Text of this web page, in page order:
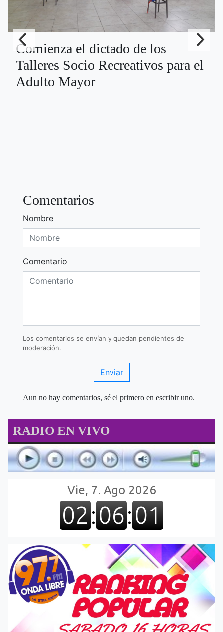
Comienza el dictado de los
Talleres Socio Recreativos para el
Adulto Mayor
Comentarios
Nombre
Comentario
Los comentarios se envían y quedan pendientes de
moderación.
Enviar
Aun no hay comentarios, sé el primero en escribir uno.
RADIO EN VIVO